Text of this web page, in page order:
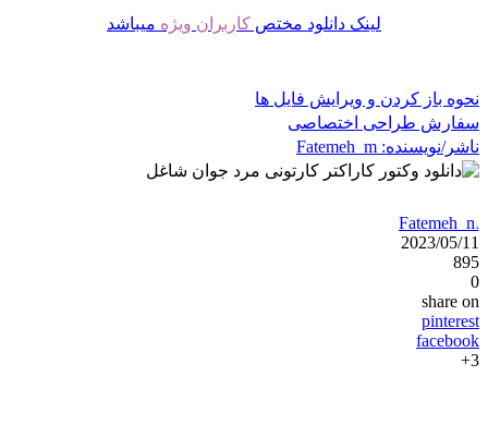
لینک دانلود مختص کاربران ویژه میباشد
نحوه باز کردن و ویرایش فایل ها
سفارش طراحی اختصاصی
ناشر/نویسنده: Fatemeh_m
Fatemeh_m
2023/05/11
895
0
share on
pinterest
facebook
3+